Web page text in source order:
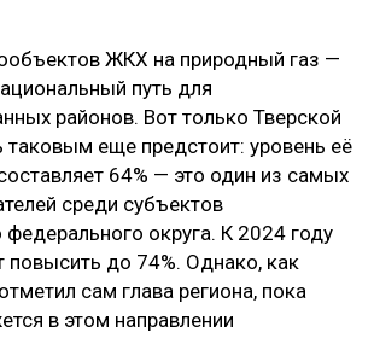
ЖКХ на природный газ —
путь для
районов. Вот только Тверской
таковым еще предстоит: уровень её
64% — это один из самых
среди субъектов
федерального округа. К 2024 году
повысить до 74%. Однако, как
сам глава региона, пока
в этом направлении